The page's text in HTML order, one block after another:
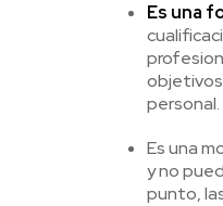
Es una
objetivos
personal.
Es una
y no
punto,